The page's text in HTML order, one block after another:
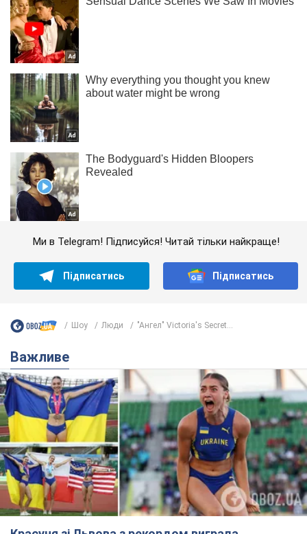
Ми в Telegram! Підписуйся! Читай тільки найкраще!
Підписатись Підписатись
Шоу Люди "Ангел" Victoria's Secret...
Важливе